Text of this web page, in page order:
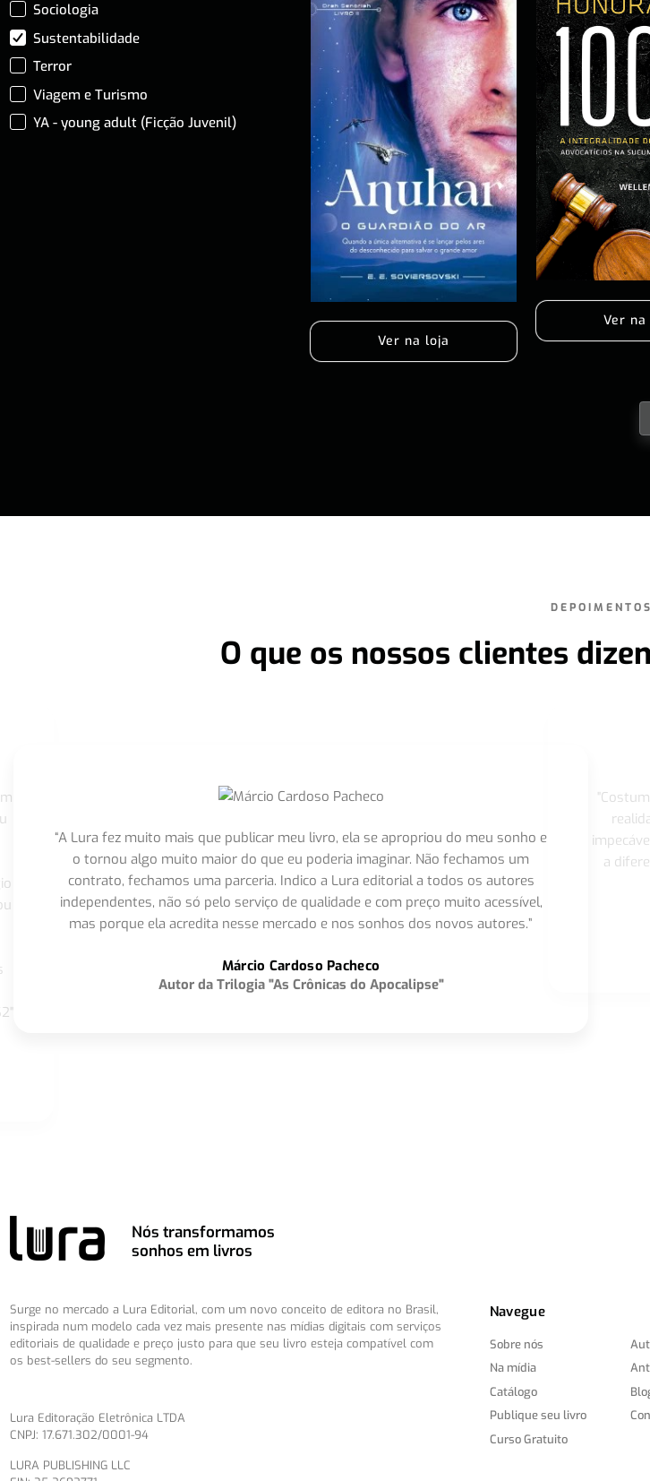
Sociologia
Sustentabilidade
Terror
Viagem e Turismo
YA - young adult (Ficção Juvenil)
Ver na loja
Ver na
DEPOIMENTOS
O que os nossos clientes
“A Lura fez muito mais que publicar meu livro, ela se apropriou do meu sonho e
o tornou algo muito maior do que eu poderia imaginar. Não fechamos um
contrato, fechamos uma parceria. Indico a Lura editorial a todos os autores
independentes, não só pelo serviço de qualidade e com preço muito acessível,
mas porque ela acredita nesse mercado e nos sonhos dos novos autores.”
Márcio Cardoso Pacheco
Autor da Trilogia "As Crônicas do Apocalipse"
a
Nós transformamos
sonhos em livros
Surge no mercado a Lura Editorial, com um novo conceito de editora no Brasil,
inspirada num modelo cada vez mais presente nas mídias digitais com serviços
editoriais de qualidade e preço justo para que seu livro esteja compatível com
os best-sellers do seu segmento.
Lura Editoração Eletrônica LTDA
CNPJ: 17.671.302/0001-94
LURA PUBLISHING LLC
Navegue
Sobre nós
Na mídia
Catálogo
Publique seu livro
Curso Gratuito